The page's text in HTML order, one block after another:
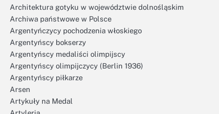
Architektura gotyku w województwie dolnośląskim
Archiwa państwowe w Polsce
Argentyńczycy pochodzenia włoskiego
Argentyńscy bokserzy
Argentyńscy medaliści olimpijscy
Argentyńscy olimpijczycy (Berlin 1936)
Argentyńscy piłkarze
Arsen
Artykuły na Medal